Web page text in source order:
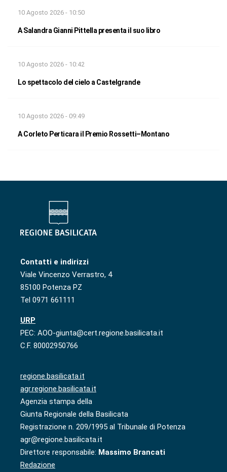
10 Agosto 2026 - 10:50
A Salandra Gianni Pittella presenta il suo libro
10 Agosto 2026 - 10:42
Lo spettacolo del cielo a Castelgrande
10 Agosto 2026 - 09:49
A Corleto Perticara il Premio Rossetti–Montano
Contatti e indirizzi
Viale Vincenzo Verrastro, 4
85100 Potenza PZ
Tel 0971 661111
URP
PEC: AOO-giunta@cert.regione.basilicata.it
C.F. 80002950766
regione.basilicata.it
agr.regione.basilicata.it
Agenzia stampa della
Giunta Regionale della Basilicata
Registrazione n. 209/1995 al Tribunale di Potenza
agr@regione.basilicata.it
Direttore responsabile: Massimo Brancati
Redazione